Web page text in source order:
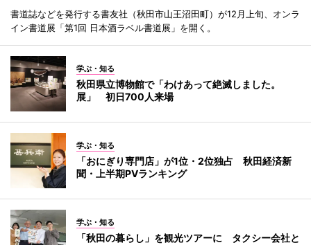
書道誌などを発行する書友社（秋田市山王沼田町）が12月上旬、オンラ
イン書道展「第1回 日本酒ラベル書道展」を開く。
学ぶ・知る
秋田県立博物館で「わけあって絶滅しました。
展」 初日700人来場
学ぶ・知る
「おにぎり専門店」が1位・2位独占 秋田経済新
聞・上半期PVランキング
学ぶ・知る
「秋田の暮らし」を観光ツアーに タクシー会社と